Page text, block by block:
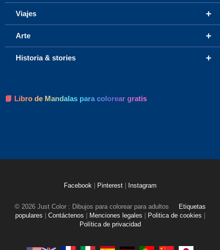
+
Viajes
+
Arte
+
Historia & stories
📘 Libro de Mandalas para colorear gratis
Facebook Pinterest Instagram
© 2026 Just Color : Dibujos para colorear para adultos
Etiquetas
populares
Contáctenos Menciones legales Politica de cookies
Política de privacidad